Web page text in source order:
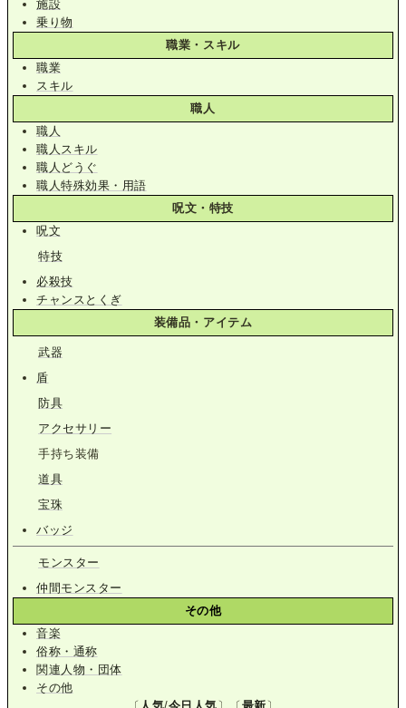
施設
乗り物
職業・スキル
職業
スキル
職人
職人
職人スキル
職人どうぐ
職人特殊効果・用語
呪文・特技
呪文
特技
必殺技
チャンスとくぎ
装備品・アイテム
武器
盾
防具
アクセサリー
手持ち装備
道具
宝珠
バッジ
モンスター
仲間モンスター
その他
音楽
俗称・通称
関連人物・団体
その他